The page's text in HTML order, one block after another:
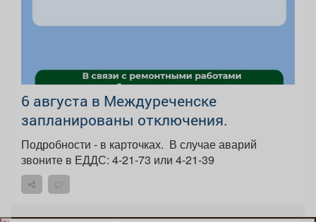
6 августа в Междуреченске
запланированы отключения.
Подробности - в карточках. ️ В случае аварий
звоните в ЕДДС: 4-21-73 или 4-21-39